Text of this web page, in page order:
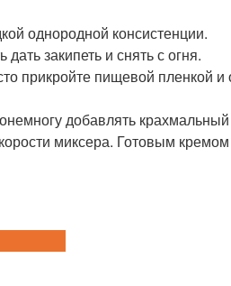
однородной консистенции.
закипеть и снять с огня.
прикройте пищевой пленкой и
добавлять
миксера. Готовым